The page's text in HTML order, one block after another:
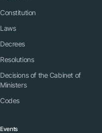
Constitution
Laws
Decrees
Resolutions
Decisions of the Cabinet of
Ministers
Codes
Events